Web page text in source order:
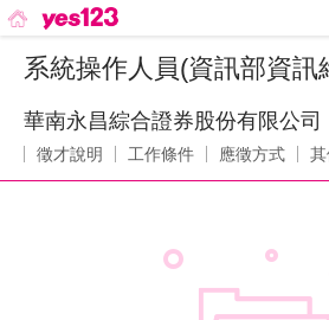
系統操作人員(資訊部資訊
華南永昌綜合證券股份有限公司
徵才說明 工作條件 應徵方式